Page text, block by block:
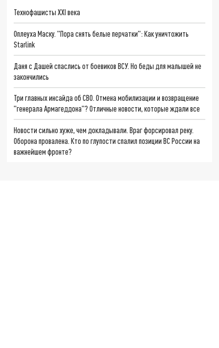
Технофашисты XXI века
Оплеуха Маску. "Пора снять белые перчатки": Как уничтожить
Starlink
Даня с Дашей спаслись от боевиков ВСУ. Но беды для малышей не
закончились
Три главных инсайда об СВО. Отмена мобилизации и возвращение
"генерала Армагеддона"? Отличные новости, которые ждали все
Новости сильно хуже, чем докладывали. Враг форсировал реку.
Оборона провалена. Кто по глупости спалил позиции ВС России на
важнейшем фронте?